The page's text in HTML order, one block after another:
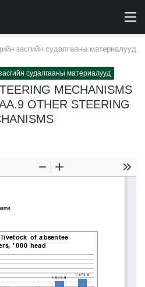
засгийн судалгааны материалууд
судалгааны материалууд
MECHANISMS
OTHER STEERING